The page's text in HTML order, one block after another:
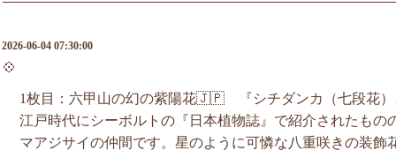
2026-06-04 07:30:00
💠
1枚目：六甲山の幻の紫陽花🇯🇵 『シチダンカ（七段花
江戸時代にシーボルトの『日本植物誌』で紹介されたも
マアジサイの仲間です。星のように可憐な八重咲きの装飾